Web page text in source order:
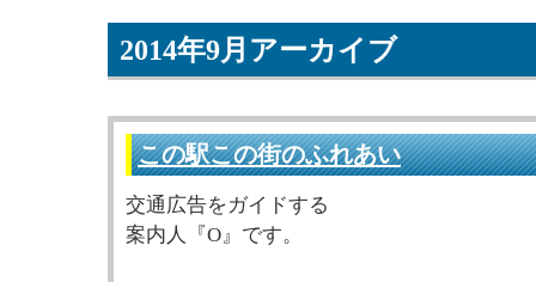
2014年9月アーカイブ
この駅この街のふれあい
交通広告をガイドする
案内人『O』です。